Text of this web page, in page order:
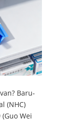
Baru-
(NHC)
Wei